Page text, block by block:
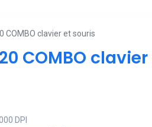
COMBO clavier et souris
COMBO
DPI